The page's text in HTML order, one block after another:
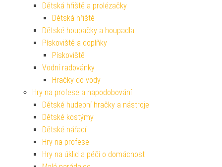
Dětská hřiště a prolézačky
Dětská hřiště
Dětské houpačky a houpadla
Pískoviště a doplňky
Pískoviště
Vodní radovánky
Hračky do vody
Hry na profese a napodobování
Dětské hudební hračky a nástroje
Dětské kostýmy
Dětské nářadí
Hry na profese
Hry na úklid a péči o domácnost